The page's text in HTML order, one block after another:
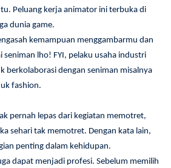
Peluang kerja animator ini terbuka di
dunia game.
kemampuan menggambarmu dan
seniman lho! FYI, pelaku usaha industri
berkolaborasi dengan seniman misalnya
fashion.
pernah lepas dari kegiatan memotret,
sehari tak memotret. Dengan kata lain,
penting dalam kehidupan.
dapat menjadi profesi. Sebelum memilih